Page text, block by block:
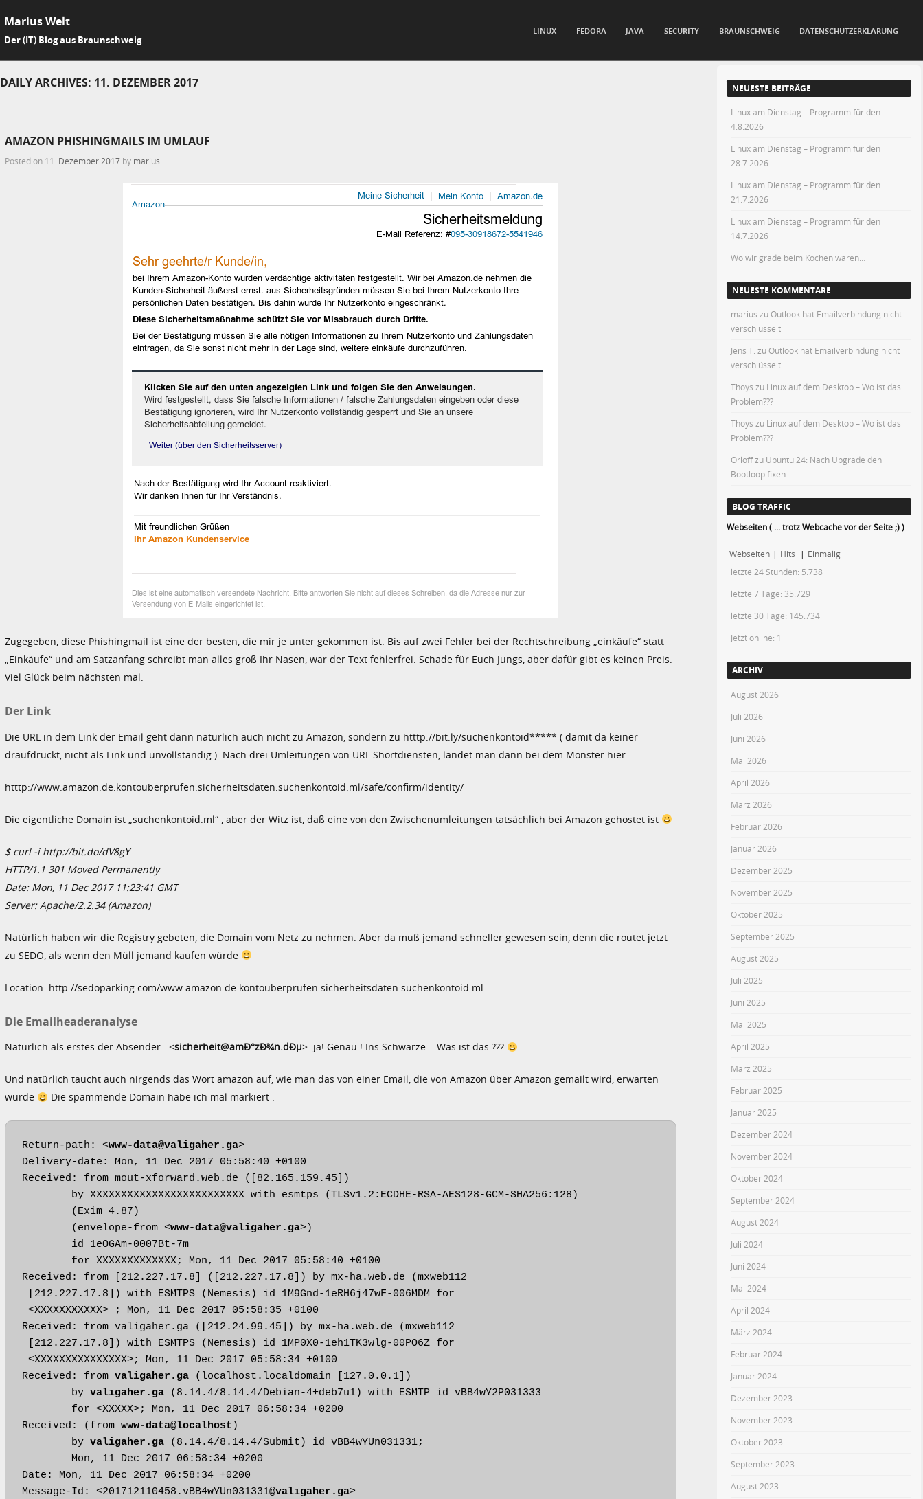
Marius Welt
Der (IT) Blog aus Braunschweig
LINUX FEDORA JAVA SECURITY BRAUNSCHWEIG DATENSCHUTZERKLÄRUNG
DAILY ARCHIVES: 11. DEZEMBER 2017
AMAZON PHISHINGMAILS IM UMLAUF
Posted on 11. Dezember 2017 by marius
Zugegeben, diese Phishingmail ist eine der besten, die mir je unter gekommen ist. Bis auf zwei Fehler bei der Rechtschreibung „einkäufe“ statt
„Einkäufe“ und am Satzanfang schreibt man alles groß Ihr Nasen, war der Text fehlerfrei. Schade für Euch Jungs, aber dafür gibt es keinen Preis.
Viel Glück beim nächsten mal.
Der Link
Die URL in dem Link der Email geht dann natürlich auch nicht zu Amazon, sondern zu htttp://bit.ly/suchenkontoid***** ( damit da keiner
draufdrückt, nicht als Link und unvollständig ). Nach drei Umleitungen von URL Shortdiensten, landet man dann bei dem Monster hier :
htttp://www.amazon.de.kontouberprufen.sicherheitsdaten.suchenkontoid.ml/safe/confirm/identity/
Die eigentliche Domain ist „suchenkontoid.ml“ , aber der Witz ist, daß eine von den Zwischenumleitungen tatsächlich bei Amazon gehostet ist
$ curl -i http://bit.do/dV8gY
HTTP/1.1 301 Moved Permanently
Date: Mon, 11 Dec 2017 11:23:41 GMT
Server: Apache/2.2.34 (Amazon)
Natürlich haben wir die Registry gebeten, die Domain vom Netz zu nehmen. Aber da muß jemand schneller gewesen sein, denn die routet jetzt
zu SEDO, als wenn den Müll jemand kaufen würde
Location: http://sedoparking.com/www.amazon.de.kontouberprufen.sicherheitsdaten.suchenkontoid.ml
Die Emailheaderanalyse
Natürlich als erstes der Absender : <sicherheit@amÐ°zÐ¾n.dÐµ> ja! Genau ! Ins Schwarze .. Was ist das ???
Und natürlich taucht auch nirgends das Wort amazon auf, wie man das von einer Email, die von Amazon über Amazon gemailt wird, erwarten
würde
Die spammende Domain habe ich mal markiert :
Return-path: <www-data@valigaher.ga>
Delivery-date: Mon, 11 Dec 2017 05:58:40 +0100
Received: from mout-xforward.web.de ([82.165.159.45])
	(envelope-from <
www-data@valigaher.ga>)
Received: from [212.227.17.8] ([212.227.17.8]) by mx-ha.web.de (mxweb112
[212.227.17.8]) with ESMTPS (Nemesis) id 1M9Gnd-1eRH6j47wF-006MDM for
<XXXXXXXXXXX> ; Mon, 11 Dec 2017 05:58:35 +0100
Received: from valigaher.ga ([212.24.99.45]) by mx-ha.web.de (mxweb112
[212.227.17.8]) with ESMTPS (Nemesis) id 1MP0X0-1eh1TK3wlg-00PO6Z for
<XXXXXXXXXXXXXXX>; Mon, 11 Dec 2017 05:58:34 +0100
Received: from valigaher.ga (localhost.localdomain [127.0.0.1])
	by
valigaher.ga (8.14.4/8.14.4/Debian-4+deb7u1) with ESMTP id vBB4wY2P031333
Received: (from www-data@localhost )
	by
valigaher.ga (8.14.4/8.14.4/Submit) id vBB4wYUn031331;
Date: Mon, 11 Dec 2017 06:58:34 +0200
Message-Id: <201712110458.vBB4wYUn031331@valigaher.ga>
NEUESTE BEITRÄGE
Linux am Dienstag – Programm für den
4.8.2026
Linux am Dienstag – Programm für den
28.7.2026
Linux am Dienstag – Programm für den
21.7.2026
Linux am Dienstag – Programm für den
14.7.2026
Wo wir grade beim Kochen waren…
NEUESTE KOMMENTARE
marius zuOutlook hat Emailverbindung nicht
verschlüsselt
Jens T. zuOutlook hat Emailverbindung nicht
verschlüsselt
Thoys zu Linux auf dem Desktop – Wo ist das
Problem???
Thoys zu Linux auf dem Desktop – Wo ist das
Problem???
Orloffzu Ubuntu 24: Nach Upgrade den
Bootloop fixen
BLOG TRAFFIC
Webseiten ( ... trotz Webcache vor der Seite ;) )
Webseiten | Hits | Einmalig
letzte 24 Stunden: 5.738
letzte 7 Tage: 35.729
letzte 30 Tage: 145.734
Jetzt online: 1
ARCHIV
August 2026
Juli 2026
Juni 2026
Mai 2026
April 2026
März 2026
Februar 2026
Januar 2026
Dezember 2025
November 2025
Oktober 2025
September 2025
August 2025
Juli 2025
Juni 2025
Mai 2025
April 2025
März 2025
Februar 2025
Januar 2025
Dezember 2024
November 2024
Oktober 2024
September 2024
August 2024
Juli 2024
Juni 2024
Mai 2024
April 2024
März 2024
Februar 2024
Januar 2024
Dezember 2023
November 2023
Oktober 2023
September 2023
August 2023